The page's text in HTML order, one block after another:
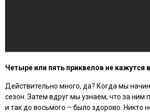
Четыре или пять приквелов не кажутся
Действительно много, да? Когда мы
сезон. Затем вдруг мы узнаем, что за ним
и так до восьмого – было здорово. Никто